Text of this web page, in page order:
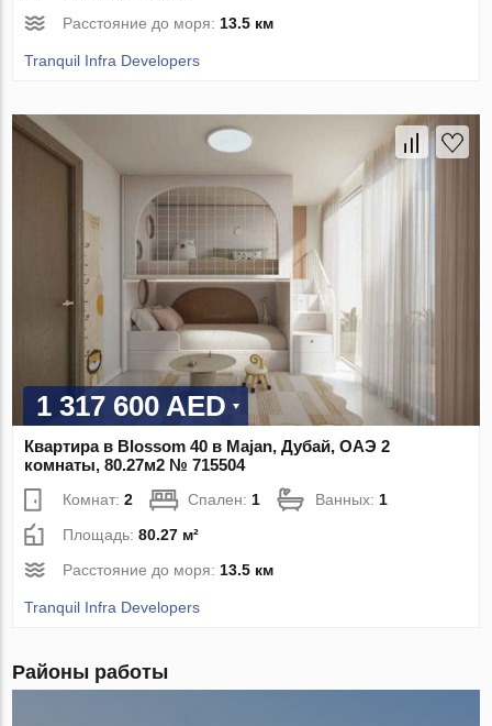
Расстояние до моря: 13.5 км
Tranquil Infra Developers
1 317 600 AED
Квартира в Blossom 40 в Majan, Дубай, ОАЭ 2
комнаты, 80.27м2 № 715504
Комнат:2 Спален:1 Ванных:1
Площадь:80.27 м²
Расстояние до моря:13.5 км
Tranquil Infra Developers
Районы работы